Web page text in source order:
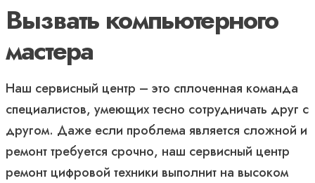
Вызвать компьютерного
мастера
Наш сервисный центр – это сплоченная команда
специалистов, умеющих тесно сотрудничать друг с
другом. Даже если проблема является сложной и
ремонт требуется срочно, наш сервисный центр
ремонт цифровой техники выполнит на высоком